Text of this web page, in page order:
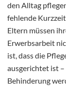
den Alltag
fehlende
Eltern müssen
Erwerbsarbeit
ist, dass die
ausgerichtet ist
Behinderung